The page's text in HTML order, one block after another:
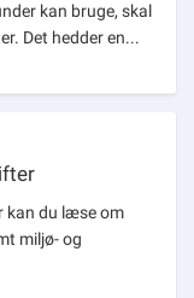
kan bruge, skal
Det hedder en...
kan du læse om
miljø- og